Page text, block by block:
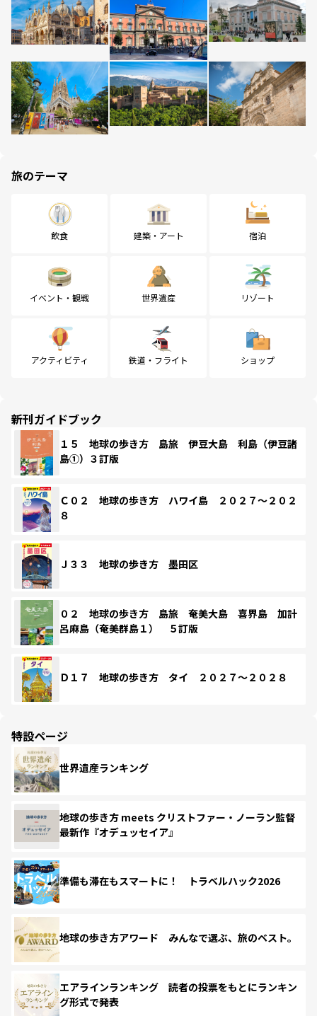
旅のテーマ
飲食 建築・アート 宿泊
イベント・観戦 世界遺産 リゾート
アクティビティ 鉄道・フライト ショップ
新刊ガイドブック
１５ 地球の歩き方 島旅 伊豆大島 利島（伊豆諸
島①）３訂版
Ｃ０２ 地球の歩き方 ハワイ島 ２０２７～２０２
８
Ｊ３３ 地球の歩き方 墨田区
０２ 地球の歩き方 島旅 奄美大島 喜界島 加計
呂麻島（奄美群島１） ５訂版
Ｄ１７ 地球の歩き方 タイ ２０２７～２０２８
特設ページ
世界遺産ランキング
地球の歩き方 meets クリストファー・ノーラン監督
最新作『オデュッセイア』
準備も滞在もスマートに！ トラベルハック2026
地球の歩き方アワード みんなで選ぶ、旅のベスト。
エアラインランキング 読者の投票をもとにランキン
グ形式で発表